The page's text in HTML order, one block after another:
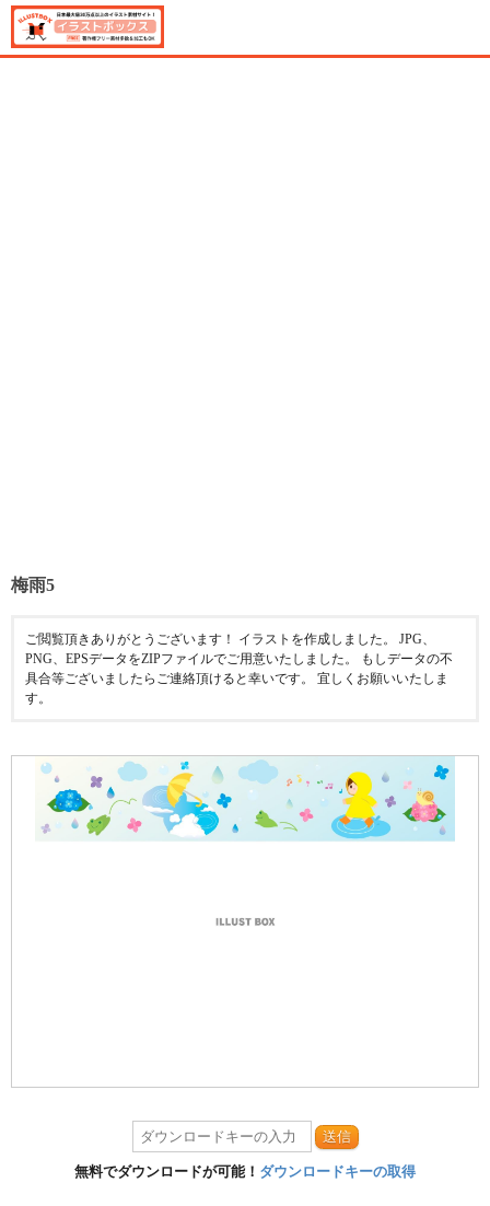
梅雨5
ご閲覧頂きありがとうございます！ イラストを作成しました。 JPG、
PNG、EPSデータをZIPファイルでご用意いたしました。 もしデータの不
具合等ございましたらご連絡頂けると幸いです。 宜しくお願いいたしま
す。
送信
無料でダウンロードが可能！ ダウンロードキーの取得